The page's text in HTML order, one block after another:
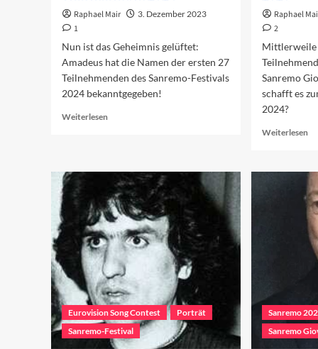
Raphael Mair 3. Dezember 2023
1
Nun ist das Geheimnis gelüftet:
Amadeus hat die Namen der ersten 27
Teilnehmenden des Sanremo-Festivals
2024 bekanntgegeben!
Weiterlesen
Teilnehmenden
2024
Raphael
2
Mittlerweile
Sanremo
schafft es
2024?
Weiterlesen
Eurovision Song Contest
Porträt
Sanremo-Festival
Sanremo
Sanremo